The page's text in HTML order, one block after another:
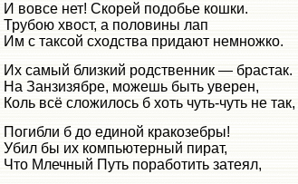
И вовсе нет! Скорей подобье кошки.
Трубою хвост, а половины лап
Им с таксой сходства придают немножко.
Их самый близкий родственник — брастак.
На Занзизябре, можешь быть уверен,
Коль всё сложилось б хоть чуть-чуть не так,
Погибли б до единой кракозебры!
Убил бы их компьютерный пират,
Что Млечный Путь поработить затеял,